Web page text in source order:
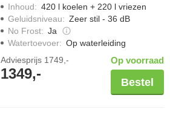
Inhoud: 420 l koelen + 220 l vriezen
Geluidsniveau: Zeer stil - 36 dB
No Frost: Ja
Watertoevoer: Op waterleiding
Adviesprijs 1749,-
1349,-
Op voorraad
Bestel